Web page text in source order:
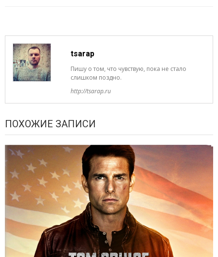
tsarap
Пишу о том, что чувствую, пока не стало
слишком поздно.
http://tsarap.ru
ПОХОЖИЕ ЗАПИСИ